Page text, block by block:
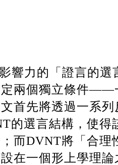
響力的「證言的選
兩個獨立條件——
首先將透過一系列
的選言結構，使得
而DVNT將「合理
在一個形上學理